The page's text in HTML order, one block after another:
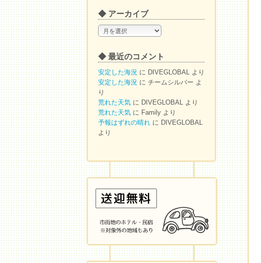
◆ アーカイブ
◆
ア
カ
イ
ブ
◆ 最近のコメント
安定した海況 に DIVEGLOBAL より
安定した海況 に チームシルバー よ
り
荒れた天気 に DIVEGLOBAL より
荒れた天気 に Family より
予報はずれの晴れ に DIVEGLOBAL
より